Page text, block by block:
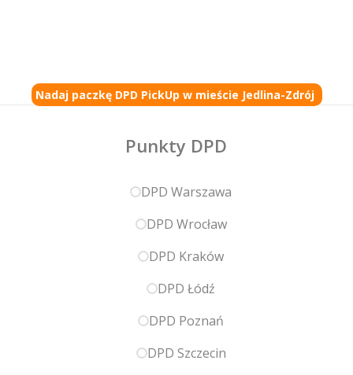
Nadaj paczkę DPD PickUp w mieście Jedlina-Zdrój
Punkty DPD
DPD Warszawa
DPD Wrocław
DPD Kraków
DPD Łódź
DPD Poznań
DPD Szczecin